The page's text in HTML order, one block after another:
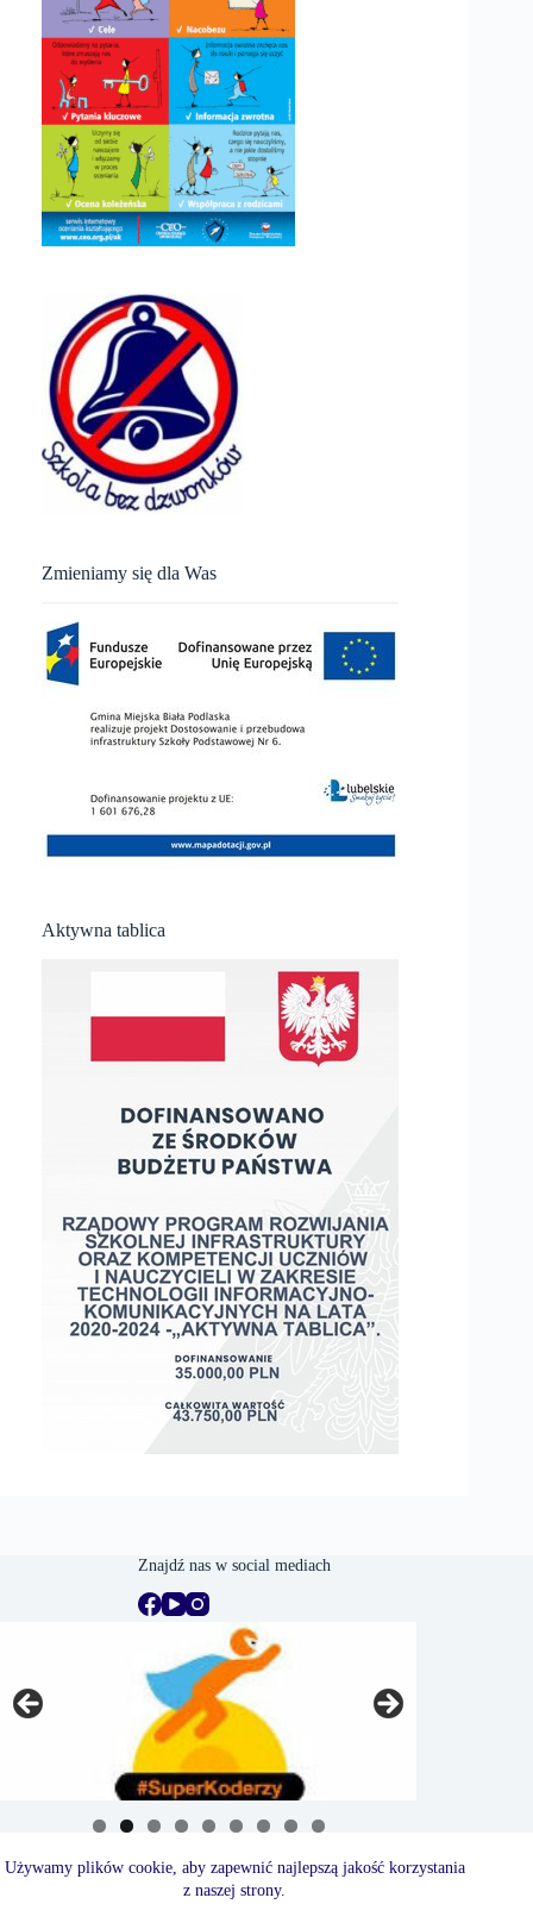
Używamy plików cookie, aby zapewnić najlepszą jakość korzystania
z naszej strony.
Zmieniamy się dla Was
Aktywna tablica
Znajdź nas w social mediach